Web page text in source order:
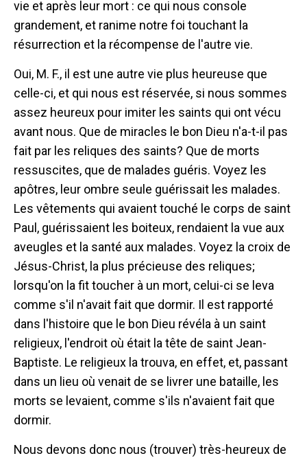
vie et après leur mort : ce qui nous console
grandement, et ranime notre foi touchant la
résurrection et la récompense de l'autre vie.
Oui, M. F., il est une autre vie plus heureuse que
celle-ci, et qui nous est réservée, si nous sommes
assez heureux pour imiter les saints qui ont vécu
avant nous. Que de miracles le bon Dieu n'a-t-il pas
fait par les reliques des saints? Que de morts
ressuscites, que de malades guéris. Voyez les
apôtres, leur ombre seule guérissait les malades.
Les vêtements qui avaient touché le corps de saint
Paul, guérissaient les boiteux, rendaient la vue aux
aveugles et la santé aux malades. Voyez la croix de
Jésus-Christ, la plus précieuse des reliques;
lorsqu'on la fit toucher à un mort, celui-ci se leva
comme s'il n'avait fait que dormir. Il est rapporté
dans l'histoire que le bon Dieu révéla à un saint
religieux, l'endroit où était la tête de saint Jean-
Baptiste. Le religieux la trouva, en effet, et, passant
dans un lieu où venait de se livrer une bataille, les
morts se levaient, comme s'ils n'avaient fait que
dormir.
Nous devons donc nous (trouver) très-heureux de